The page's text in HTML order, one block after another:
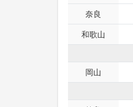
奈良
和歌山
岡山